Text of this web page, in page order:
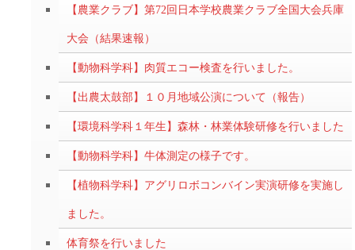
【農業クラブ】第72回日本学校農業クラブ全国大会兵庫
大会（結果速報）
【動物科学科】肉質エコー検査を行いました。
【出農太鼓部】１０月地域公演について（報告）
【環境科学科１年生】森林・林業体験研修を行いました
【動物科学科】牛体測定の様子です。
【植物科学科】アグリロボコンバイン実演研修を実施し
ました。
体育祭を行いました